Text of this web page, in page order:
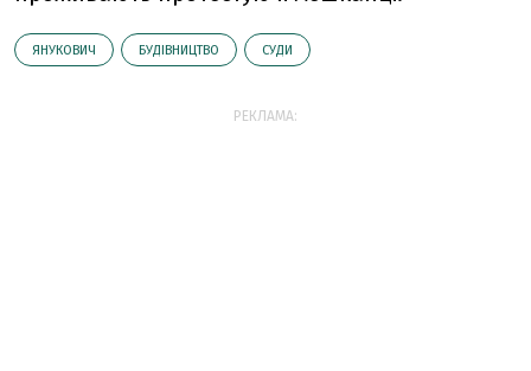
ЯНУКОВИЧ БУДІВНИЦТВО СУДИ
РЕКЛАМА: